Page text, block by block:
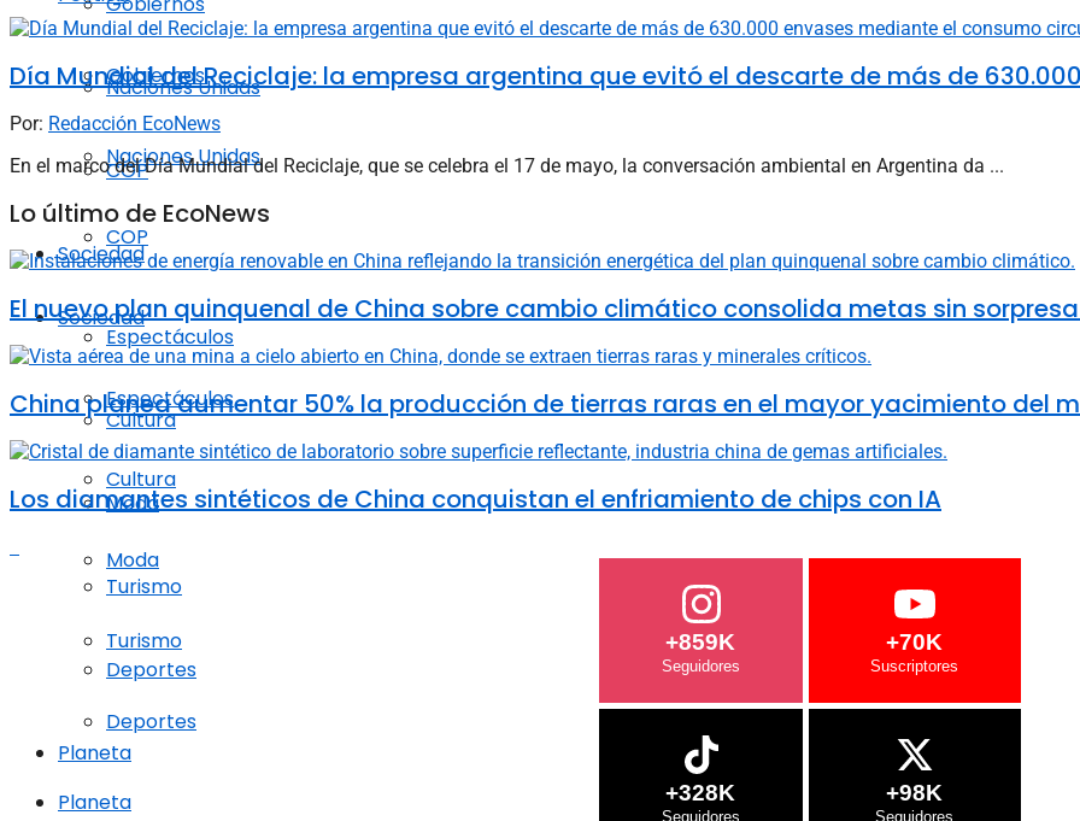
Naciones Unidas
COP
Sociedad
Espectáculos
Cultura
Moda
Turismo
Deportes
Planeta
Gobiernos
Naciones Unidas
COP
Sociedad
Espectáculos
Cultura
Moda
Turismo
Deportes
Planeta
Día Mundial del Reciclaje: la empresa argentina que evitó el descarte de más de
Por: Redacción EcoNews
En el marco del Día Mundial del Reciclaje, que se celebra el 17 de mayo, la conversación ambiental en Argentina da ...
Lo último de EcoNews
El nuevo plan quinquenal de China sobre cambio climático consolida metas sin
China planea aumentar 50% la producción de tierras raras en el mayor yacimiento del
Los diamantes sintéticos de China conquistan el enfriamiento de chips con IA
+859K +70K
+328K +98K